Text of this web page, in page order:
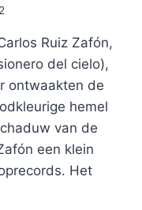
Ruiz Zafón,
del cielo),
ontwaakten de
hemel
van de
een klein
Het